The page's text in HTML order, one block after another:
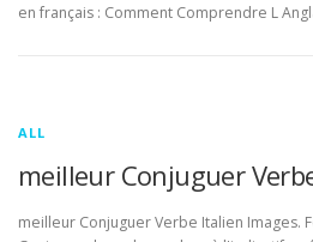
en français : Comment Comprendre L
ALL
meilleur Conjuguer
meilleur Conjuguer Verbe Italien Images.